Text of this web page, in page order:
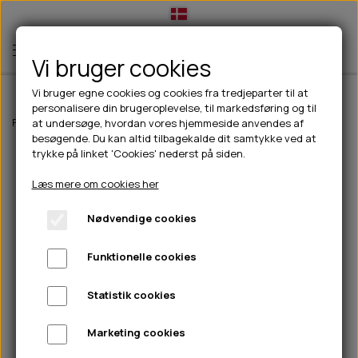
TIL HUND
💧FODER- VANDSKÅLE
CHICOPEE
GODBIDSTASKE
HALSBÅND
🦴 GODBIDDER & SNACKS
🍖 SMAGSVARIANTER
🎾 LEGETØJ
TÆNDER, ØRE, ØJE, POTER & NÆSE
🐾 UDSTYR & KOMFORT
TIL HUNDEEJER
DRIKKEFLASKER/TERMOFLASKER
HUER OG VANTER
PINEWOOD SALES
TIL KAT
TILBUD
NYHEDER
ABONNEMENT
Forside Til hunde hundelegetøj Kong Comfort Pups Goldie - M
Vi bruger cookies
Vi bruger egne cookies og cookies fra tredjeparter til at
personalisere din brugeroplevelse, til markedsføring og til
at undersøge, hvordan vores hjemmeside anvendes af
besøgende. Du kan altid tilbagekalde dit samtykke ved at
trykke på linket 'Cookies' nederst på siden.
Læs mere om cookies her
Nødvendige cookies
Funktionelle cookies
Statistik cookies
Marketing cookies